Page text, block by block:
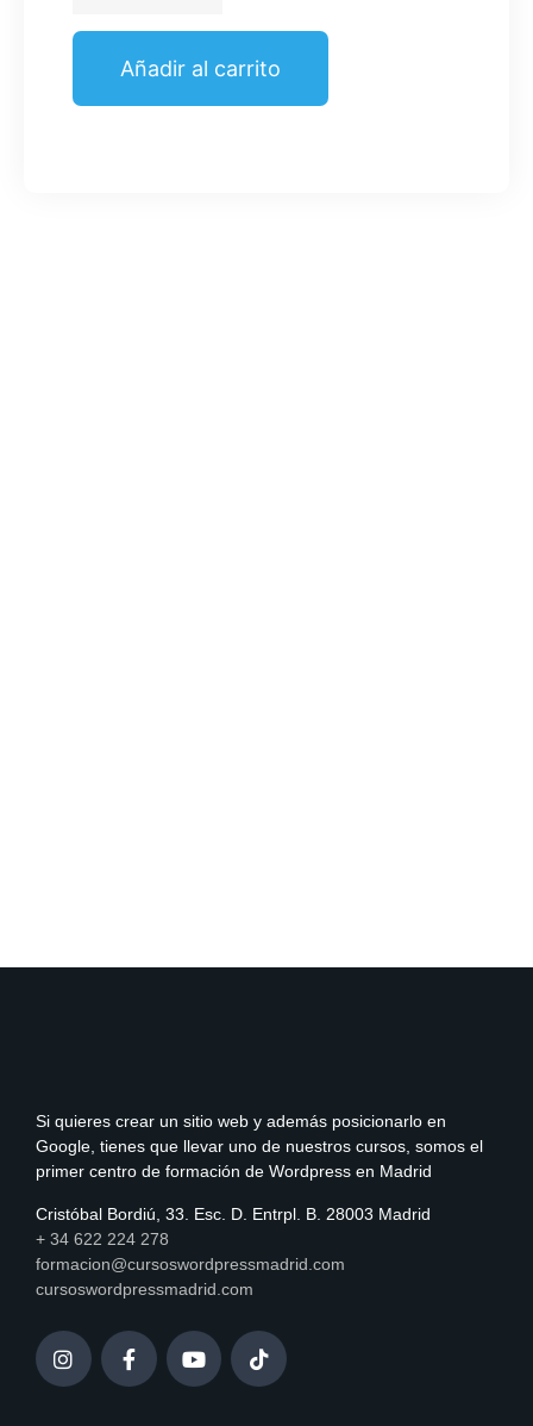
Añadir al carrito
Si quieres crear un sitio web y además posicionarlo en
Google, tienes que llevar uno de nuestros cursos, somos el
primer centro de formación de Wordpress en Madrid
Cristóbal Bordiú, 33. Esc. D. Entrpl. B. 28003 Madrid
+ 34 622 224 278
formacion@cursoswordpressmadrid.com
cursoswordpressmadrid.com